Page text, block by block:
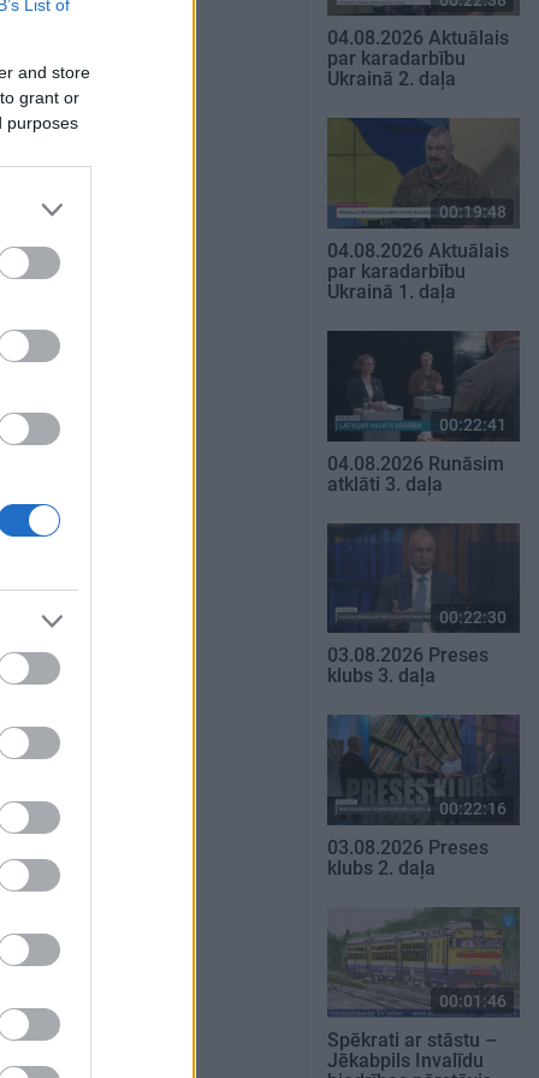
List of
and store
grant or
purposes
04.08.2026 Aktuālais
par karadarbību
Ukrainā 2. daļa
00:19:48
04.08.2026 Aktuālais
par karadarbību
Ukrainā 1. daļa
00:22:41
04.08.2026 Runāsim
atklāti 3. daļa
00:22:30
03.08.2026 Preses
klubs 3. daļa
00:22:16
03.08.2026 Preses
klubs 2. daļa
00:01:46
Spēkrati ar stāstu –
Jēkabpils Invalīdu